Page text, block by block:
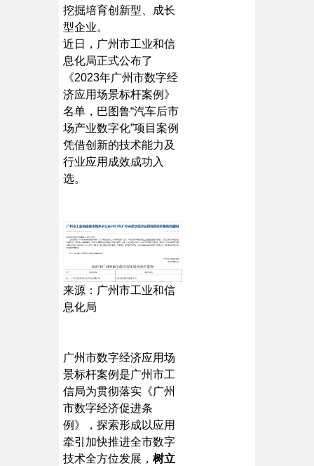
挖掘培育创新型、成长
型企业。
近日，广州市工业和信
息化局正式公布了
《2023年广州市数字经
济应用场景标杆案例》
名单，巴图鲁“汽车后市
场产业数字化”项目案例
凭借创新的技术能力及
行业应用成效成功入
选。
来源：广州市工业和信
息化局
广州市数字经济应用场
景标杆案例是广州市工
信局为贯彻落实《广州
市数字经济促进条
例》，探索形成以应用
牵引加快推进全市数字
技术全方位发展，树立